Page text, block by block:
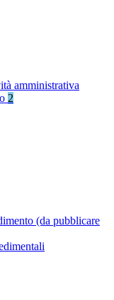
amministrativa
2
(da pubblicare